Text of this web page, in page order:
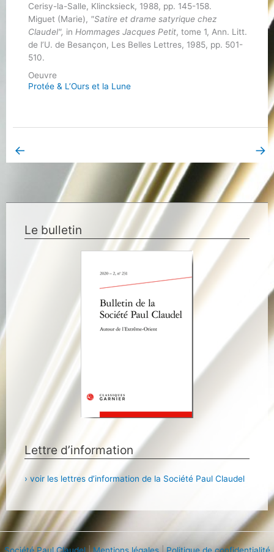
Cerisy-la-Salle, Klincksieck, 1988, pp. 145-158.
Miguet (Marie), "Satire et drame satyrique chez
Claudel", in Hommages Jacques Petit, tome 1, Ann. Litt.
de l’U. de Besançon, Les Belles Lettres, 1985, pp. 501-
510.
Oeuvre
Protée & L’Ours et la Lune
← →
Le bulletin
Lettre d’information
› voir les lettres d’information de la Société Paul Claudel